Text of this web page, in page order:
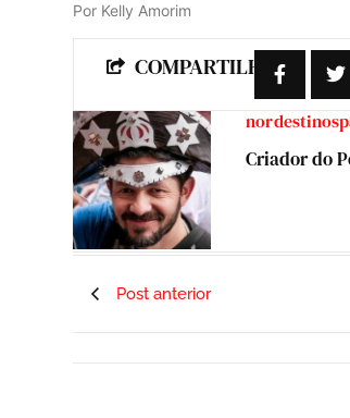
Por Kelly Amorim
COMPARTILHE:
Criador do
Post anterior